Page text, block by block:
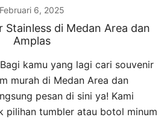
Februari 6, 2025
Stainless di Medan Area dan
Amplas
kamu yang lagi cari souvenir
murah di Medan Area dan
pesan di sini ya! Kami
pilihan tumbler atau botol minum